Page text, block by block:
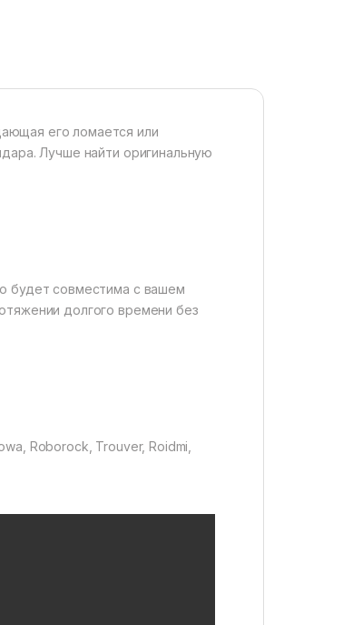
его ломается или
Лучше найти оригинальную
будет совместима с вашем
долгого времени без
Roborock, Trouver, Roidmi,